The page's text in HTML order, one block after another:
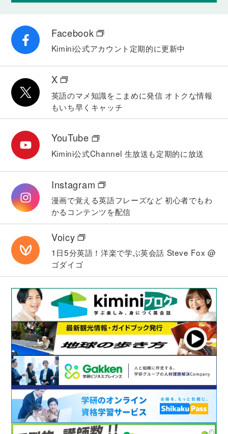
Facebook
Kimini公式アカウント 定期的に更新中
X
英語のマメ知識をこまめに発信 オトクな情報
もいち早くキャッチ
YouTube
Kimini公式Channel 生放送も定期的に放送
Instagram
漫画で覚える英語フレーズなど 初心者でもわ
かるコンテンツを配信
Voicy
1日5分英語！洋楽で学ぶ英会話 Steve Fox @
ゴダイゴ